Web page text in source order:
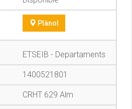
Plànol
ETSEIB - Departaments
1400521801
CRHT 629 Alm